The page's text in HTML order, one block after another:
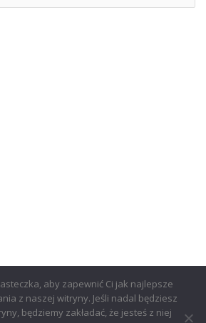
aby zapewnić Ci jak najlepsze
z naszej witryny. Jeśli nadal będziesz
będziemy zakładać, że jesteś z niej